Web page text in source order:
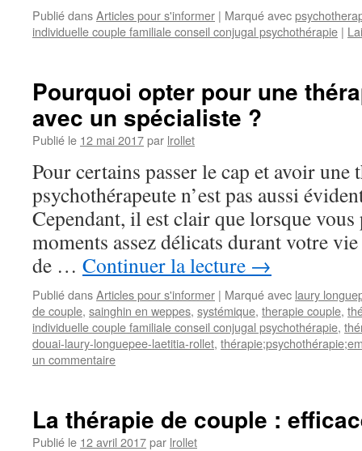
Publié dansArticles pour s'informer | Marqué avec
individuelle couple familiale conseil conjugal psychothérapie |
Pourquoi opter pour une
avec un spécialiste ?
Publié le 12 mai 2017par lrollet
Pour certains passer le cap et avoir une
psychothérapeute n’est pas aussi
Cependant, il est clair que lorsque vous
moments assez délicats durant votre
de … Continuer la lecture →
Publié dansArticles pour s'informer | Marqué avec laury
de couple, sainghin en weppes, systémique, therapie couple,
individuelle couple familiale conseil conjugal psychothérapie,
douai-laury-longuepee-laetitia-rollet,
un commentaire
La thérapie de couple :
Publié le 12 avril 2017par lrollet